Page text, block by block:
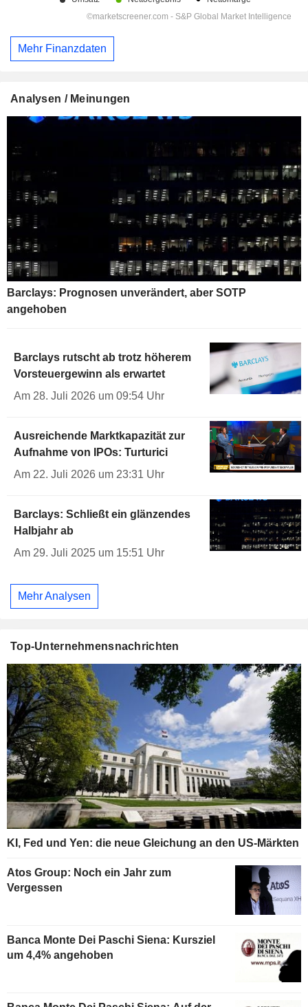
Mehr Finanzdaten
Analysen / Meinungen
Barclays: Prognosen unverändert, aber SOTP
angehoben
Barclays rutscht ab trotz höherem
Vorsteuergewinn als erwartet
Am 28. Juli 2026 um 09:54 Uhr
Ausreichende Marktkapazität zur
Aufnahme von IPOs: Turturici
Am 22. Juli 2026 um 23:31 Uhr
Barclays: Schließt ein glänzendes
Halbjahr ab
Am 29. Juli 2025 um 15:51 Uhr
Mehr Analysen
Top-Unternehmensnachrichten
KI, Fed und Yen: die neue Gleichung an den US-Märkten
Atos Group: Noch ein Jahr zum
Vergessen
Banca Monte Dei Paschi Siena: Kursziel
um 4,4% angehoben